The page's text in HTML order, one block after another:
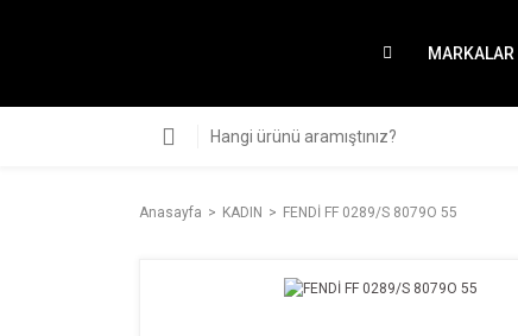
MARKALAR
Anasayfa KADIN FENDİ FF 0289/S 8079O 55